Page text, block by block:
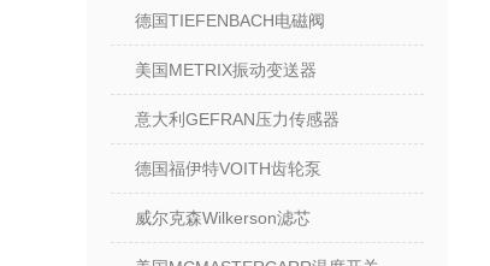
德国TIEFENBACH电磁阀
美国METRIX振动变送器
意大利GEFRAN压力传感器
德国福伊特VOITH齿轮泵
威尔克森Wilkerson滤芯